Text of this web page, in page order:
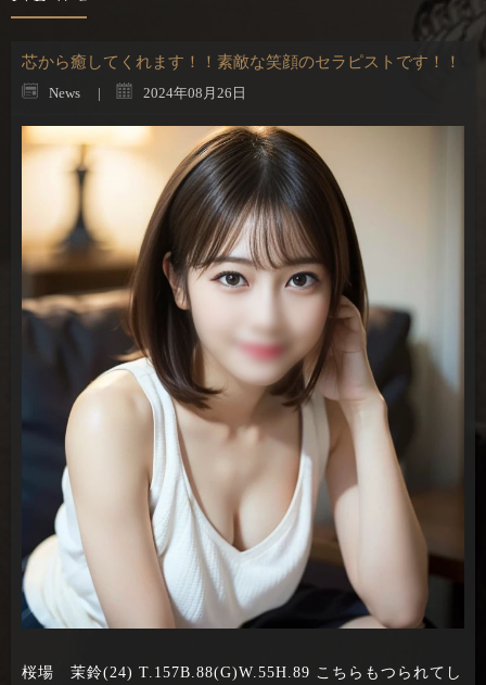
芯から癒してくれます！！素敵な笑顔のセラピストです！！
News 2024年08月26日
桜場 茉鈴(24) T.157B.88(G)W.55H.89 こちらもつられてし